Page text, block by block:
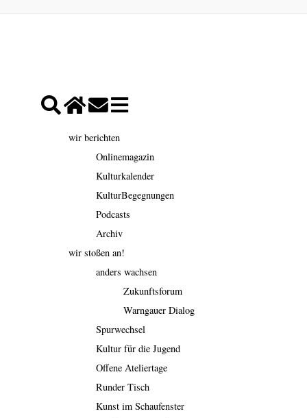
wir berichten
Onlinemagazin
Kulturkalender
KulturBegegnungen
Podcasts
Archiv
wir stoßen an!
anders wachsen
Zukunftsforum
Warngauer Dialog
Spurwechsel
Kultur für die Jugend
Offene Ateliertage
Runder Tisch
Kunst im Schaufenster